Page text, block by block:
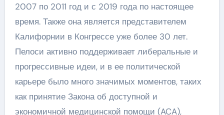
2007 по 2011 год и с 2019 года по настоящее
время. Также она является представителем
Калифорнии в Конгрессе уже более 30 лет.
Пелоси активно поддерживает либеральные и
прогрессивные идеи, и в ее политической
карьере было много значимых моментов, таких
как принятие Закона об доступной и
экономичной медицинской помощи (ACA),